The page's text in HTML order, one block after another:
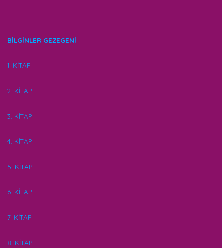
BİLGİNLER GEZEGENİ
1. KİTAP
2. KİTAP
3. KİTAP
4. KİTAP
5. KİTAP
6. KİTAP
7. KİTAP
8. KİTAP